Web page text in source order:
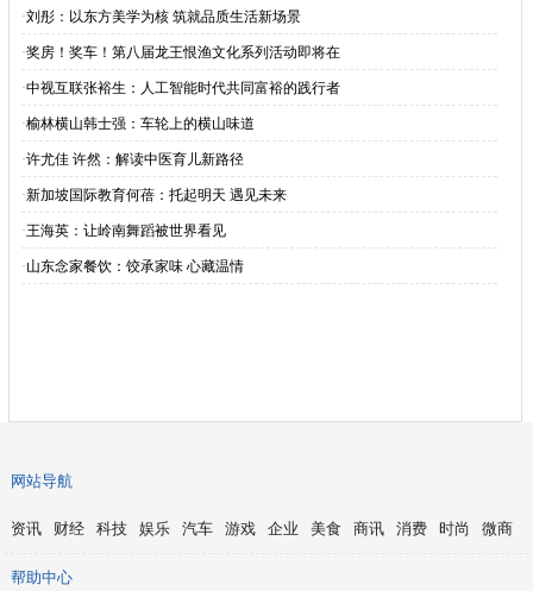
·刘彤：以东方美学为核 筑就品质生活新场景
·奖房！奖车！第八届龙王恨渔文化系列活动即将在
·中视互联张裕生：人工智能时代共同富裕的践行者
·榆林横山韩士强：车轮上的横山味道
·许尤佳 许然：解读中医育儿新路径
·新加坡国际教育何蓓：托起明天 遇见未来
·王海英：让岭南舞蹈被世界看见
·山东念家餐饮：饺承家味 心藏温情
网站导航
资讯 财经 科技 娱乐 汽车 游戏 企业 美食 商讯 消费 时尚 微商
帮助中心